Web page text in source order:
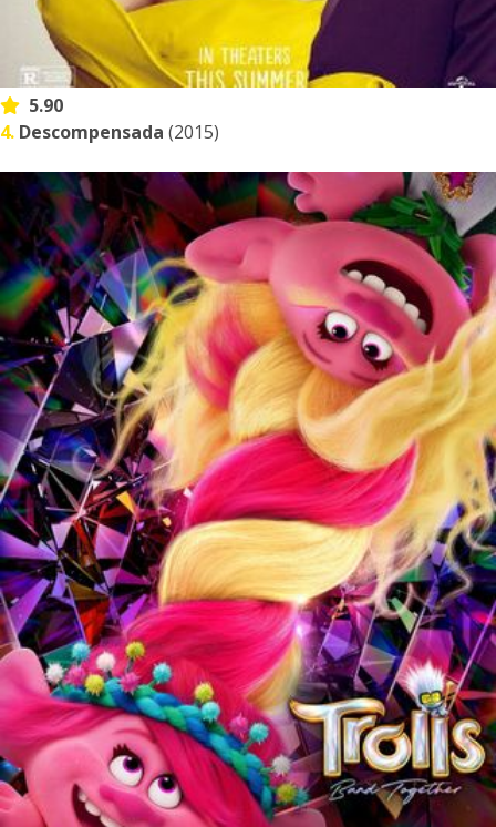
5.90
4. Descompensada (2015)